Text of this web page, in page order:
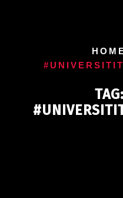
TAG: